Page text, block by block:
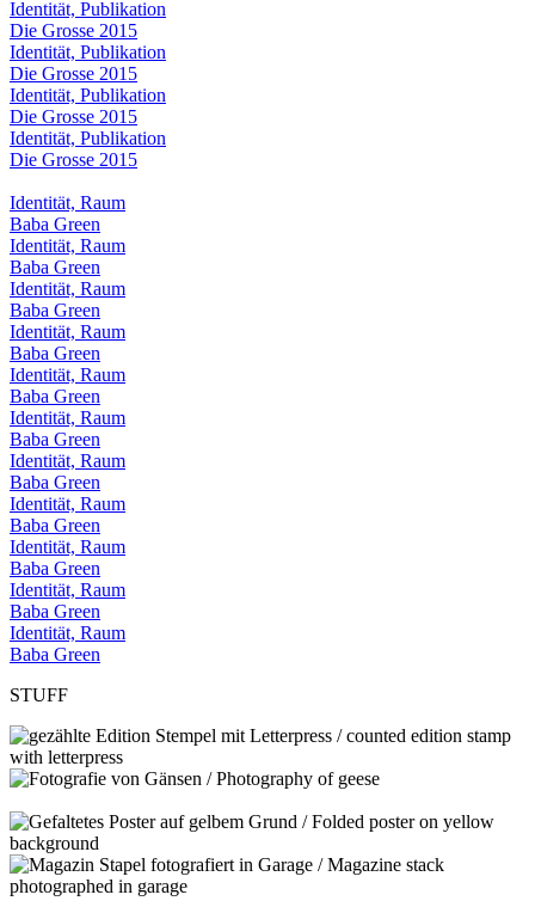
Identität, Publikation
Die Grosse 2015
Identität, Publikation
Die Grosse 2015
Identität, Publikation
Die Grosse 2015
Identität, Publikation
Die Grosse 2015
Identität, Raum
Baba Green
Identität, Raum
Baba Green
Identität, Raum
Baba Green
Identität, Raum
Baba Green
Identität, Raum
Baba Green
Identität, Raum
Baba Green
Identität, Raum
Baba Green
Identität, Raum
Baba Green
Identität, Raum
Baba Green
Identität, Raum
Baba Green
Identität, Raum
Baba Green
STUFF